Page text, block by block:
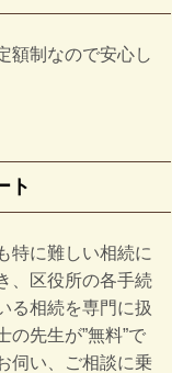
額制なので安心し
ト
特に難しい相続に
、区役所の各手続
る相続を専門に扱
の先生が”無料”で
伺い、ご相談に乗